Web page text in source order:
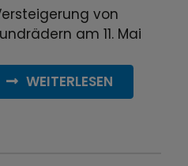
von
am 11. Mai
WEITERLESEN